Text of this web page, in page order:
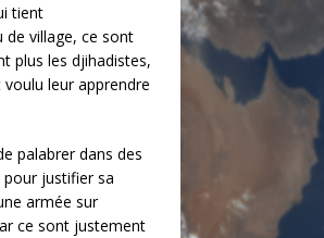
tient
village, ce sont
plus les djihadistes,
leur apprendre
palabrer dans des
pour justifier sa
armée sur
ce sont justement